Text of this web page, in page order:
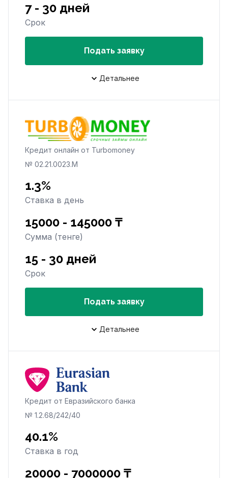
7 - 30 дней
Срок
Подать заявку
Детальнее
Кредит онлайн от Turbomoney
№ 02.21.0023.M
1.3%
Ставка в день
15000 - 145000 ₸
Сумма (тенге)
15 - 30 дней
Срок
Подать заявку
Детальнее
Кредит от Евразийского банка
№ 1.2.68/242/40
40.1%
Ставка в год
20000 - 7000000 ₸